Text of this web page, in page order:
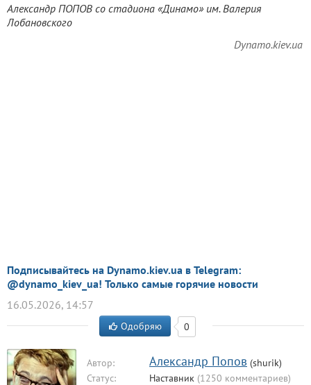
Александр ПОПОВ со стадиона «Динамо» им. Валерия
Лобановского
Dynamo.kiev.ua
Подписывайтесь на Dynamo.kiev.ua в Telegram:
@dynamo_kiev_ua! Только самые горячие новости
16.05.2026, 14:57
Одобряю 0
Автор: Александр Попов (shurik)
Статус:
Наставник (1250 комментариев)